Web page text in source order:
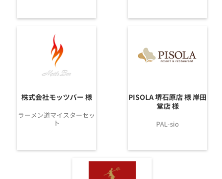
株式会社モッツバー 様
ラーメン道マイスターセッ
ト
PISOLA 堺石原店 様 岸田
堂店 様
PAL-sio